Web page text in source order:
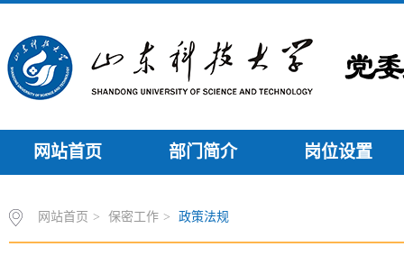
网站首页 部门简介 岗位设置
网站首页 > 保密工作 > 政策法规